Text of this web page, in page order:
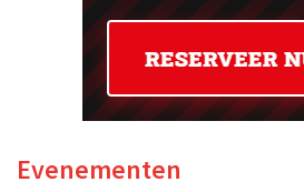
Evenementen